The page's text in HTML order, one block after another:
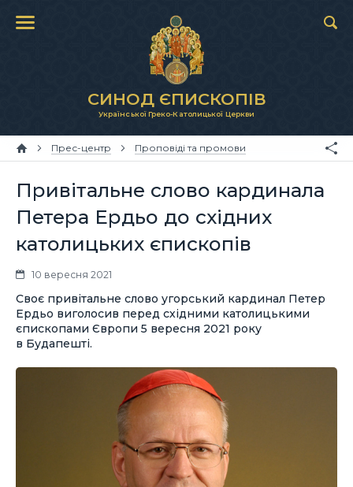
СИНОД ЄПИСКОПІВ
Української Греко-Католицької Церкви
Прес-центр Проповіді та промови
Привітальне слово кардинала
Петера Ердьо до східних
католицьких єпископів
10 вересня 2021
Своє привітальне слово угорський кардинал Петер
Ердьо виголосив перед східними католицькими
єпископами Європи 5 вересня 2021 року
в Будапешті.